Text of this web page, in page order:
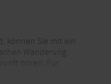
können Sie mit ein
Wanderung
hören. Für